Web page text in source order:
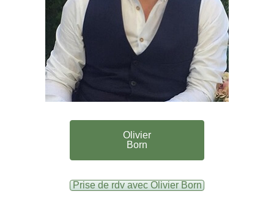
Olivier
Born
Prise de rdv avec Olivier Born